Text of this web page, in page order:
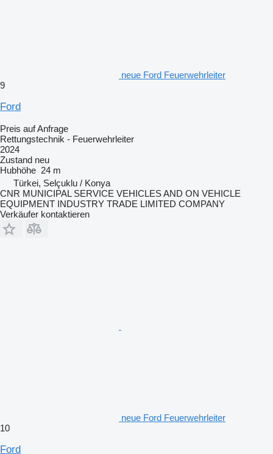
neue Ford Feuerwehrleiter
9
Ford
Preis auf Anfrage
Rettungstechnik - Feuerwehrleiter
2024
Zustand neu
Hubhöhe 24 m
Türkei, Selçuklu / Konya
CNR MUNICIPAL SERVICE VEHICLES AND ON VEHICLE
EQUIPMENT INDUSTRY TRADE LIMITED COMPANY
Verkäufer kontaktieren
neue Ford Feuerwehrleiter
10
Ford